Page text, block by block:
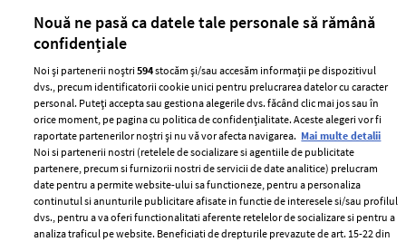
Summer body – ghidul pentru un corp
Nouă ne pasă ca datele tale personale să rămână
confidențiale
Noi și partenerii noștri594stocăm și/sau accesăm informații pe dispozitivul
dvs., precum identificatorii cookie unici pentru prelucrarea datelor cu caracter
personal. Puteți accepta sau gestiona alegerile dvs. făcând clic mai jos sau în
orice moment, pe pagina cu politica de confidențialitate. Aceste alegeri vor fi
raportate partenerilor noștri și nu vă vor afecta navigarea. Mai multe detalii
Noi si partenerii nostri (retelele de socializare si agentiile de publicitate
partenere, precum si furnizorii nostri de servicii de date analitice) prelucram
date pentru a permite website-ului sa functioneze, pentru a personaliza
continutul si anunturile publicitare afisate in functie de interesele si/sau profilul
dvs., pentru a va oferi functionalitati aferente retelelor de socializare si pentru a
analiza traficul pe website. Beneficiati de drepturile prevazute de art. 15-22 din